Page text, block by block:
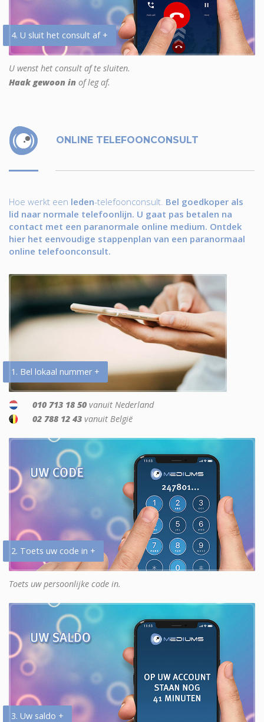
4. U sluit het consult af +
U wenst het consult af te sluiten.
Haak gewoon in of leg af.
ONLINE TELEFOONCONSULT
Hoe werkt een leden-telefoonconsult. Bel goedkoper als
lid naar normale telefoonlijn. U gaat pas betalen na
contact met een paranormale online medium. Ontdek
hier het eenvoudige stappenplan van een paranormaal
online telefoonconsult.
1. Bel lokaal nummer +
010 713 18 50 vanuit Nederland
02 788 12 43 vanuit België
2. Toets uw code in +
Toets uw persoonlijke code in.
3. Uw saldo +